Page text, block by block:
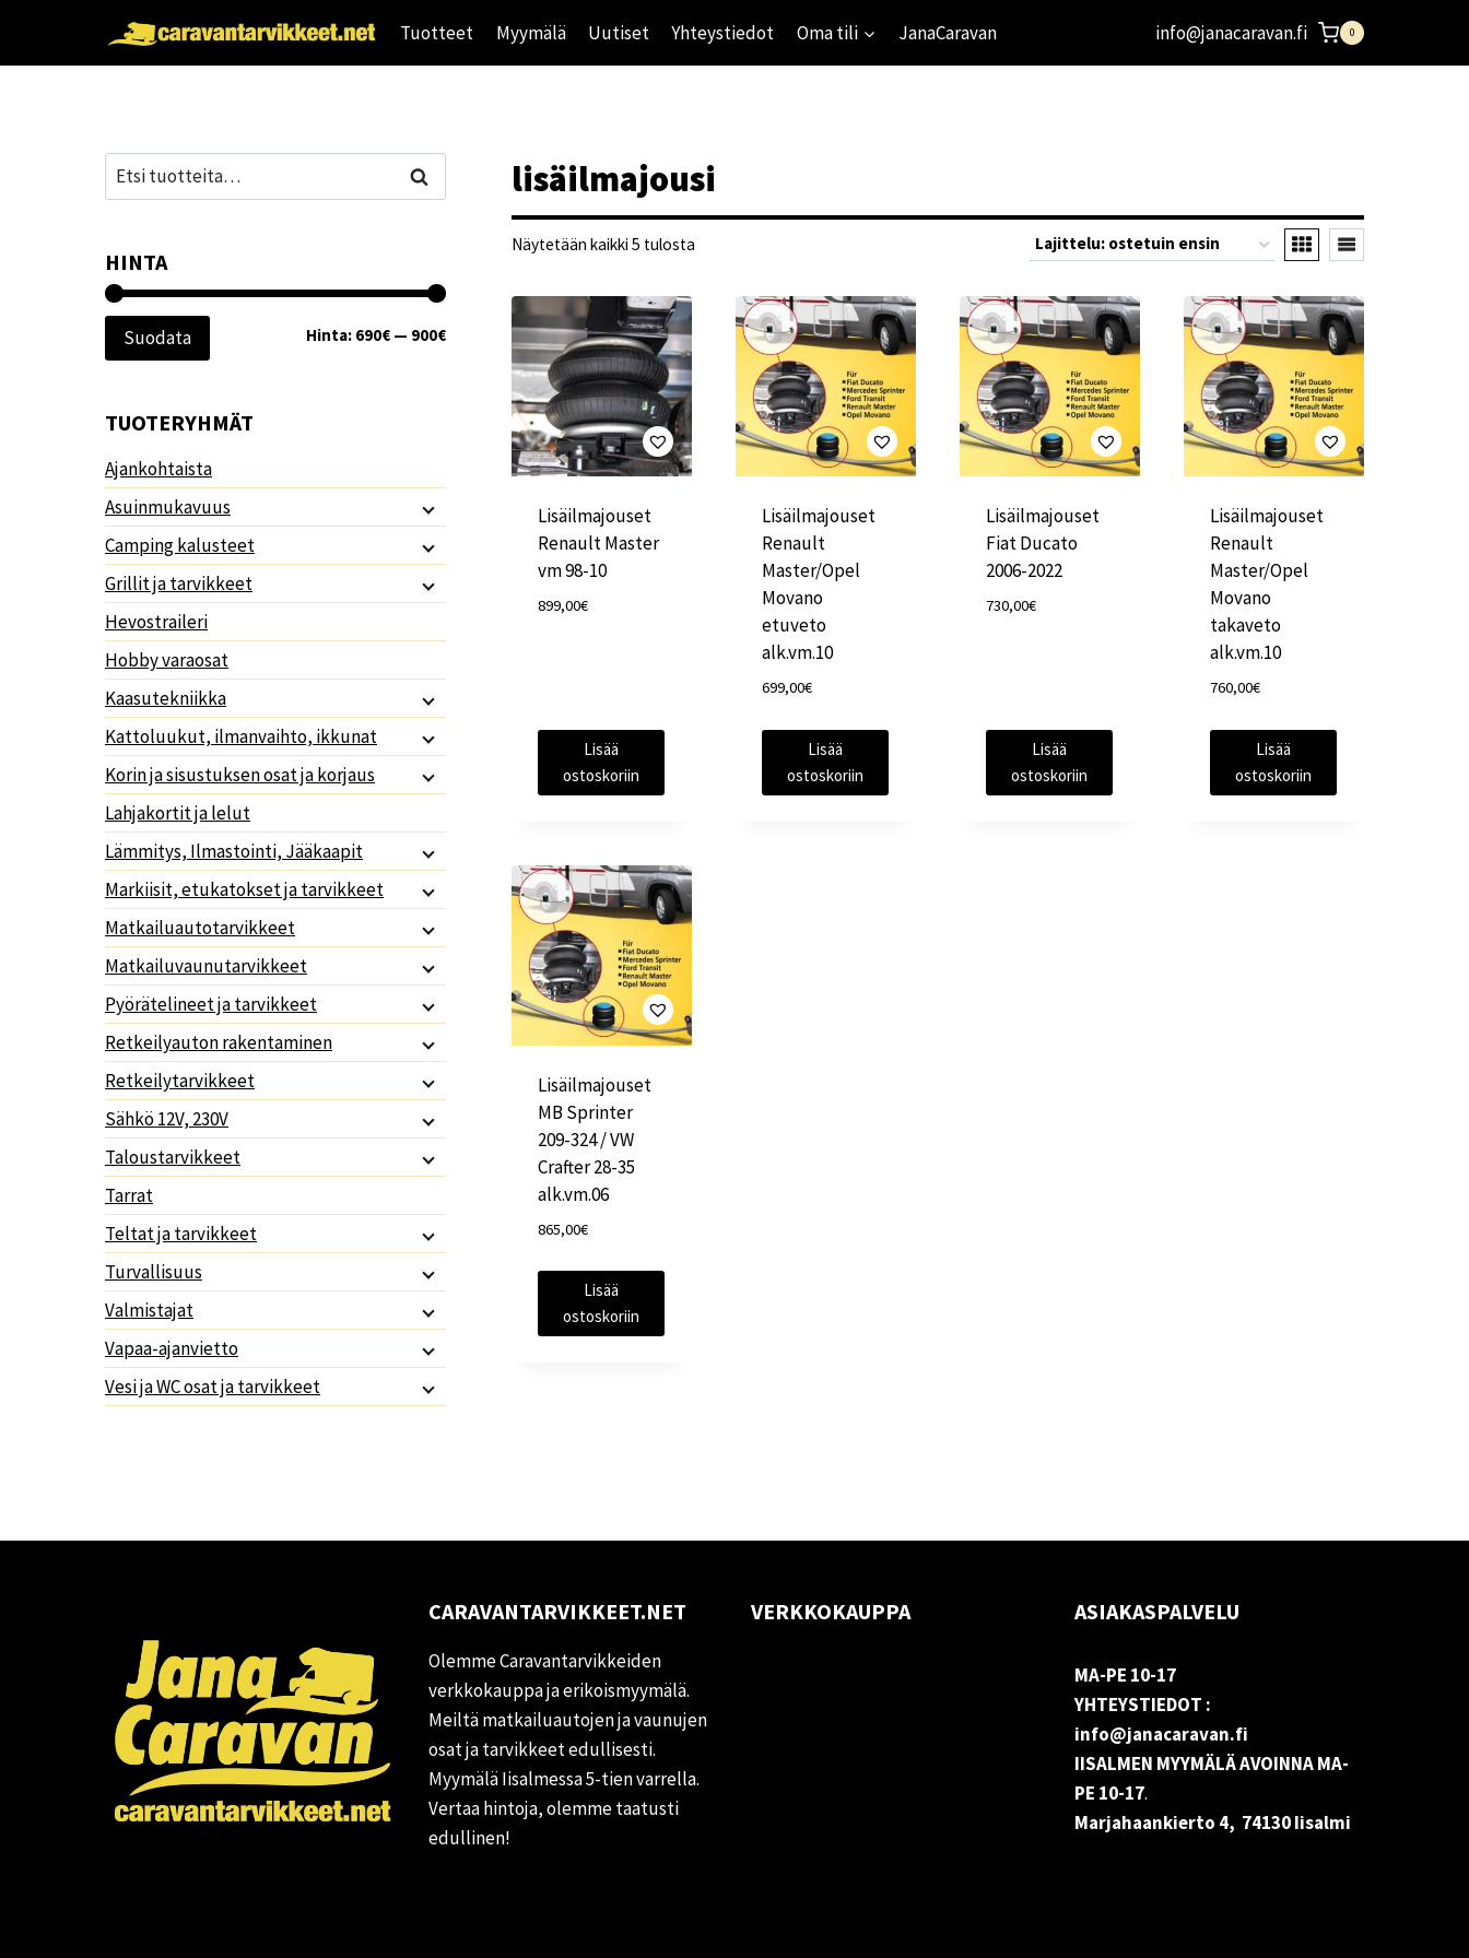
Tuotteet Myymälä Uutiset Yhteystiedot Oma tili JanaCaravan info@janacaravan.fi 0
lisäilmajousi
Näytetään kaikki 5 tulostaSuosituimmat
Lisäilmajouset
Renault Master
vm 98-10
899,00€
Lisää
ostoskoriin
Lisäilmajouset
Renault
Master/Opel
Movano
etuveto
alk.vm.10
699,00€
Lisää
ostoskoriin
Lisäilmajouset
Fiat Ducato
2006-2022
730,00€
Lisää
ostoskoriin
Lisäilmajouset
Renault
Master/Opel
Movano
takaveto
alk.vm.10
760,00€
Lisää
ostoskoriin
Lisäilmajouset
MB Sprinter
209-324 / VW
Crafter 28-35
alk.vm.06
865,00€
Lisää
ostoskoriin
Etsi: Haku
HINTA
Minimihinta
Maksimihinta
Suodata Hinta: 690€ — 900€
TUOTERYHMÄT
Ajankohtaista
Asuinmukavuus
Camping kalusteet
Grillit ja tarvikkeet
Hevostraileri
Hobby varaosat
Kaasutekniikka
Kattoluukut, ilmanvaihto, ikkunat
Korin ja sisustuksen osat ja korjaus
Lahjakortit ja lelut
Lämmitys, Ilmastointi, Jääkaapit
Markiisit, etukatokset ja tarvikkeet
Matkailuautotarvikkeet
Matkailuvaunutarvikkeet
Pyörätelineet ja tarvikkeet
Retkeilyauton rakentaminen
Retkeilytarvikkeet
Sähkö 12V, 230V
Taloustarvikkeet
Tarrat
Teltat ja tarvikkeet
Turvallisuus
Valmistajat
Vapaa-ajanvietto
Vesi ja WC osat ja tarvikkeet
CARAVANTARVIKKEET.NET
Olemme Caravantarvikkeiden
verkkokauppa ja erikoismyymälä.
Meiltä matkailuautojen ja vaunujen
osat ja tarvikkeet edullisesti.
Myymälä Iisalmessa 5-tien varrella.
Vertaa hintoja, olemme taatusti
edullinen!
VERKKOKAUPPA ASIAKASPALVELU
MA-PE 10-17
YHTEYSTIEDOT :
info@janacaravan.fi
IISALMEN MYYMÄLÄ AVOINNA MA-
PE 10-17.
Marjahaankierto 4, 74130 Iisalmi